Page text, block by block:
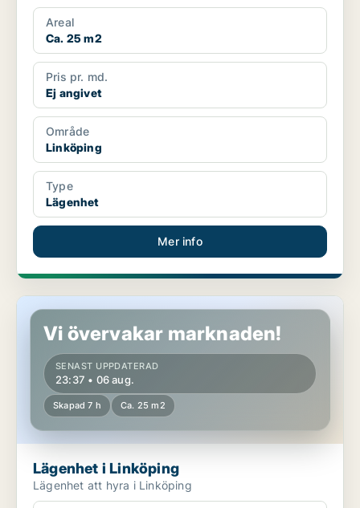
Areal
Ca. 25 m2
Pris pr. md.
Ej angivet
Område
Linköping
Type
Lägenhet
Mer info
Lägenhet i Linköping
Vi övervakar marknaden!
SENAST UPPDATERAD
23:37 • 06 aug.
Skapad 7 h Ca. 25 m2
Lägenhet i Linköping
Lägenhet att hyra i Linköping